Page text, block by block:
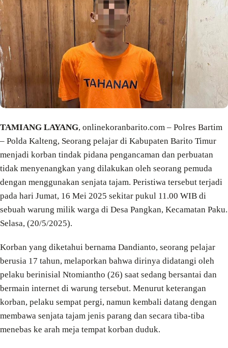
TAMIANG LAYANG, onlinekoranbarito.com – Polres Bartim
– Polda Kalteng, Seorang pelajar di Kabupaten Barito Timur
menjadi korban tindak pidana pengancaman dan perbuatan
tidak menyenangkan yang dilakukan oleh seorang pemuda
dengan menggunakan senjata tajam. Peristiwa tersebut terjadi
pada hari Jumat, 16 Mei 2025 sekitar pukul 11.00 WIB di
sebuah warung milik warga di Desa Pangkan, Kecamatan Paku.
Selasa, (20/5/2025).
Korban yang diketahui bernama Dandianto, seorang pelajar
berusia 17 tahun, melaporkan bahwa dirinya didatangi oleh
pelaku berinisial Ntomiantho (26) saat sedang bersantai dan
bermain internet di warung tersebut. Menurut keterangan
korban, pelaku sempat pergi, namun kembali datang dengan
membawa senjata tajam jenis parang dan secara tiba-tiba
menebas ke arah meja tempat korban duduk.